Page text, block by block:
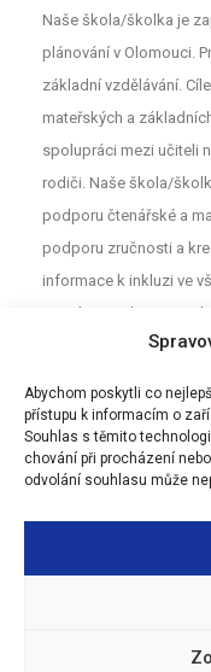
Abychom poskytli co
přístupu k informacím o
Souhlas s těmito
chování při procházení
odvolání souhlasu může
Naše škola/školka je
plánování v Olomouci.
základní vzdělávání.
mateřských a
spolupráci mezi učiteli
rodiči. Naše škola/
podporu čtenářské a
podporu zručnosti a
informace k inkluzi ve
projektu najdete na
vzdělávání mezi rodiči,